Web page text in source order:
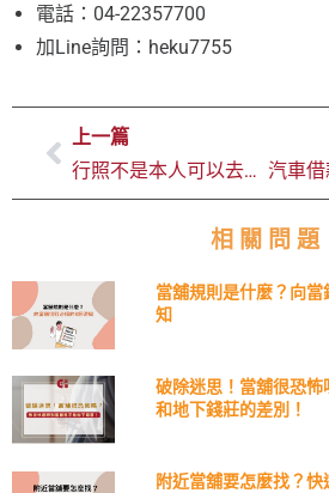
電話：04-22357700
加Line詢問：heku7755
上一篇
行照不是本人可以去當舖借款嗎？非車主要怎麼借錢？
相關問題
當舖規則是什麼？向
知
破除迷思！當舖很恐怖
和地下錢莊的差別！
附近當舖要怎麼找？